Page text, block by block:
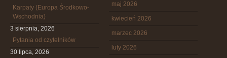
Karpaty (Europa Środkowo-
Wschodnia)
3 sierpnia, 2026
Pytania od czytelników
30 lipca, 2026
maj 2026
kwiecień 2026
marzec 2026
luty 2026